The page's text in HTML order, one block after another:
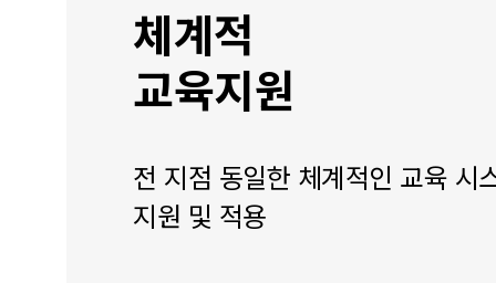
체계적
교육지원
전 지점 동일한 체계적인 교육 시
지원 및 적용